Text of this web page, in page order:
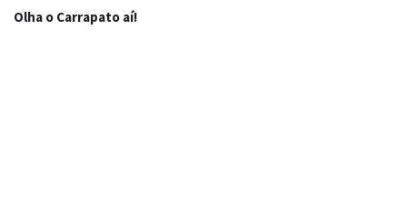
Olha o Carrapato aí!